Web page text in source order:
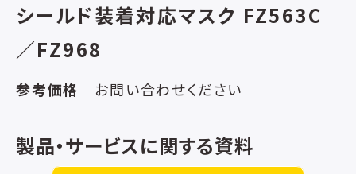
シールド装着対応マスク FZ563C
／FZ968
参考価格 お問い合わせください
製品・サービスに関する資料